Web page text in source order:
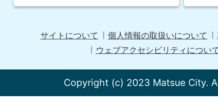
サイトについて 個人情報の取扱いについて
ウェブアクセシビリティについ
Copyright (c) 2023 Matsue City.